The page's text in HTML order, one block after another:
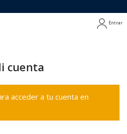
Entrar
cuenta
acceder a tu cuenta en